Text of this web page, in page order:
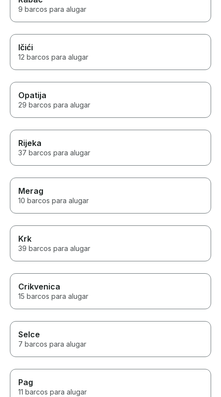
9 barcos para alugar
Ičići
12 barcos para alugar
Opatija
29 barcos para alugar
Rijeka
37 barcos para alugar
Merag
10 barcos para alugar
Krk
39 barcos para alugar
Crikvenica
15 barcos para alugar
Selce
7 barcos para alugar
Pag
11 barcos para alugar